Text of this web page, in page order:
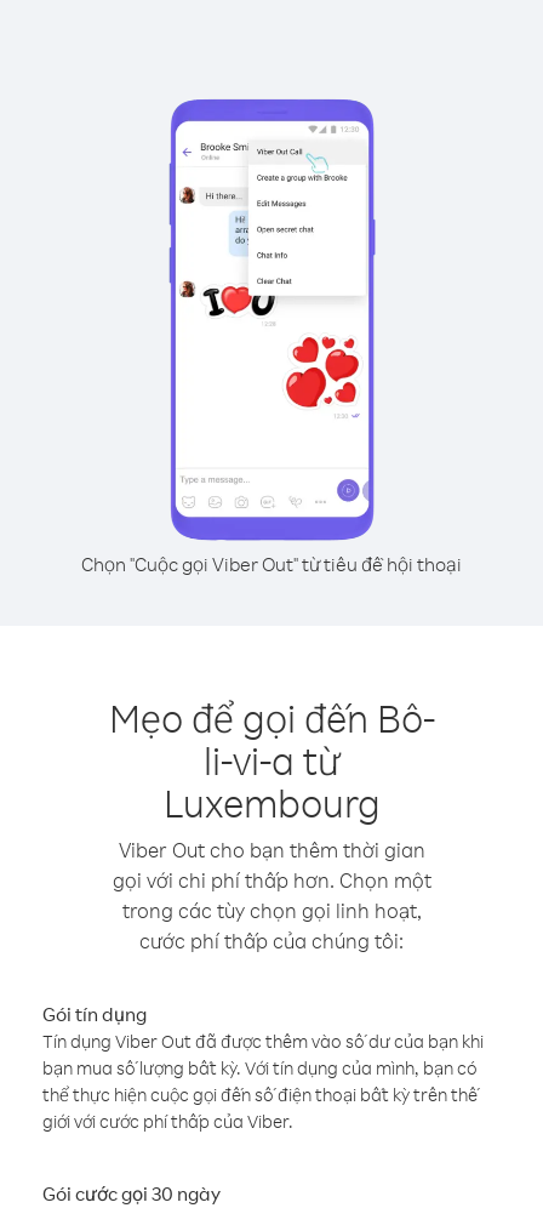
Chọn "Cuộc gọi Viber Out" từ tiêu đề hội thoại
Mẹo để gọi đến Bô-
li-vi-a từ
Luxembourg
Viber Out cho bạn thêm thời gian
gọi với chi phí thấp hơn. Chọn một
trong các tùy chọn gọi linh hoạt,
cước phí thấp của chúng tôi:
Gói tín dụng
Tín dụng Viber Out đã được thêm vào số dư của bạn khi
bạn mua số lượng bất kỳ. Với tín dụng của mình, bạn có
thể thực hiện cuộc gọi đến số điện thoại bất kỳ trên thế
giới với cước phí thấp của Viber.
Gói cước gọi 30 ngày